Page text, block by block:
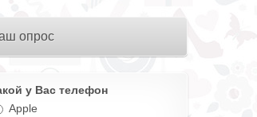
опрос
у Вас телефон
Apple